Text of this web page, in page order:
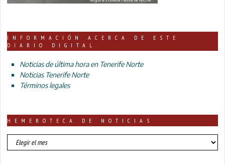
INFORMACIÓN ACERCA DE ESTE
DIARIO DIGITAL
Noticias de última hora en Tenerife Norte
Noticias Tenerife Norte
Términos legales
HEMEROTECA DE NOTICIAS
HEMEROTECA
DE